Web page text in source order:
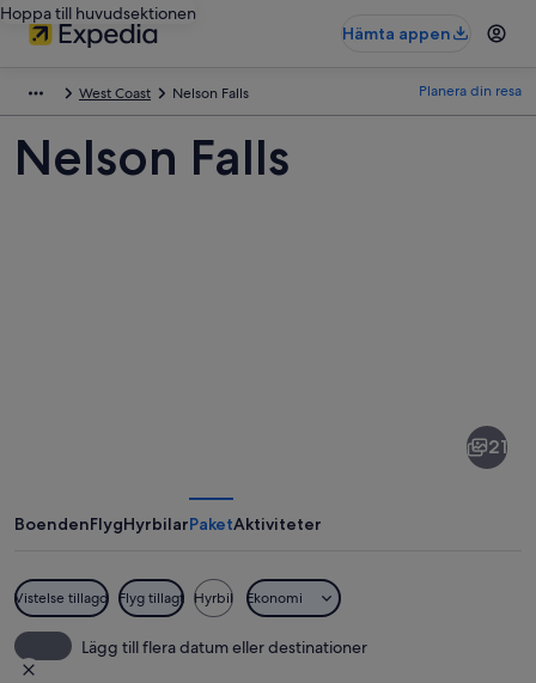
Hoppa till huvudsektionen
Hämta appen
West Coast Nelson Falls Planera din resa
Nelson Falls
21
BoendenFlygHyrbilarPaketAktiviteter
Vistelse tillagd Flyg tillagt Hyrbil Ekonomi
Lägg till flera datum eller destinationer